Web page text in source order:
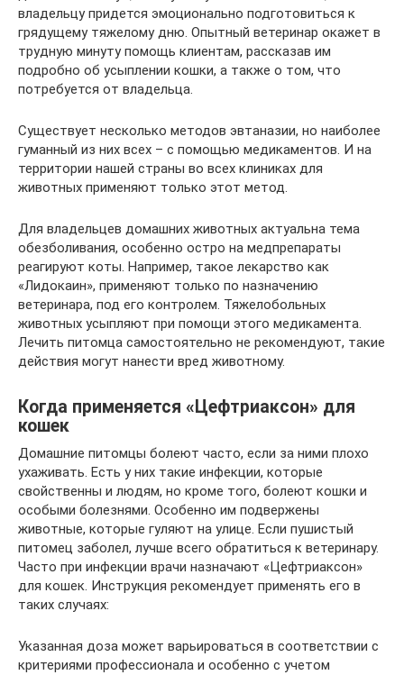
владельцу придется эмоционально подготовиться к
грядущему тяжелому дню. Опытный ветеринар окажет в
трудную минуту помощь клиентам, рассказав им
подробно об усыплении кошки, а также о том, что
потребуется от владельца.
Существует несколько методов эвтаназии, но наиболее
гуманный из них всех – с помощью медикаментов. И на
территории нашей страны во всех клиниках для
животных применяют только этот метод.
Для владельцев домашних животных актуальна тема
обезболивания, особенно остро на медпрепараты
реагируют коты. Например, такое лекарство как
«Лидокаин», применяют только по назначению
ветеринара, под его контролем. Тяжелобольных
животных усыпляют при помощи этого медикамента.
Лечить питомца самостоятельно не рекомендуют, такие
действия могут нанести вред животному.
Когда применяется «Цефтриаксон» для
кошек
Домашние питомцы болеют часто, если за ними плохо
ухаживать. Есть у них такие инфекции, которые
свойственны и людям, но кроме того, болеют кошки и
особыми болезнями. Особенно им подвержены
животные, которые гуляют на улице. Если пушистый
питомец заболел, лучше всего обратиться к ветеринару.
Часто при инфекции врачи назначают «Цефтриаксон»
для кошек. Инструкция рекомендует применять его в
таких случаях:
Указанная доза может варьироваться в соответствии с
критериями профессионала и особенно с учетом